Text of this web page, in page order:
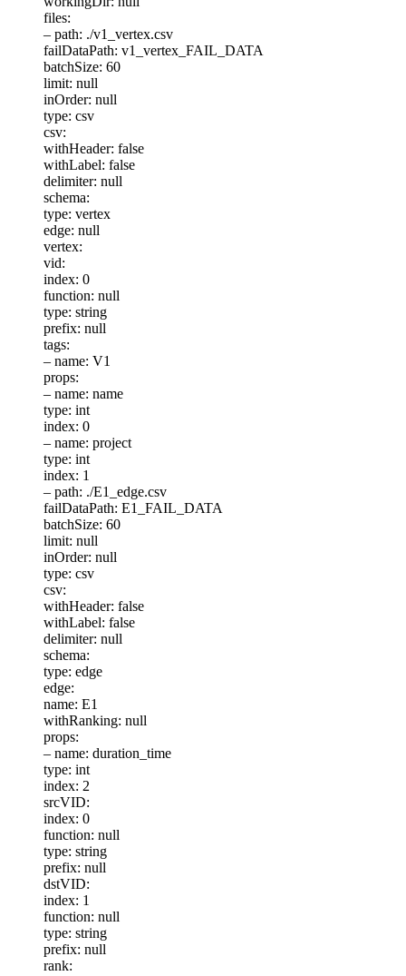
files:
– path: ./v1_vertex.csv
failDataPath: v1_vertex_FAIL_DATA
batchSize: 60
limit: null
inOrder: null
type: csv
csv:
withHeader: false
withLabel: false
delimiter: null
schema:
type: vertex
edge: null
vertex:
vid:
index: 0
function: null
type: string
prefix: null
tags:
– name: V1
props:
– name: name
type: int
index: 0
– name: project
type: int
index: 1
– path: ./E1_edge.csv
failDataPath: E1_FAIL_DATA
batchSize: 60
limit: null
inOrder: null
type: csv
csv:
withHeader: false
withLabel: false
delimiter: null
schema:
type: edge
edge:
name: E1
withRanking: null
props:
– name: duration_time
type: int
index: 2
srcVID:
index: 0
function: null
type: string
prefix: null
dstVID:
index: 1
function: null
type: string
prefix: null
rank: